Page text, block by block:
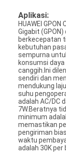
Aplikasi:
HUAWEI
Gigabit
berkecepatan
kebutuhan
sempurna
konsumsi
canggih.Ini
sendiri dan
mendukung
suhu
adalah AC/DC
7W.Beratnya
minimum
memastikan
pengiriman
waktu
adalah 30K per